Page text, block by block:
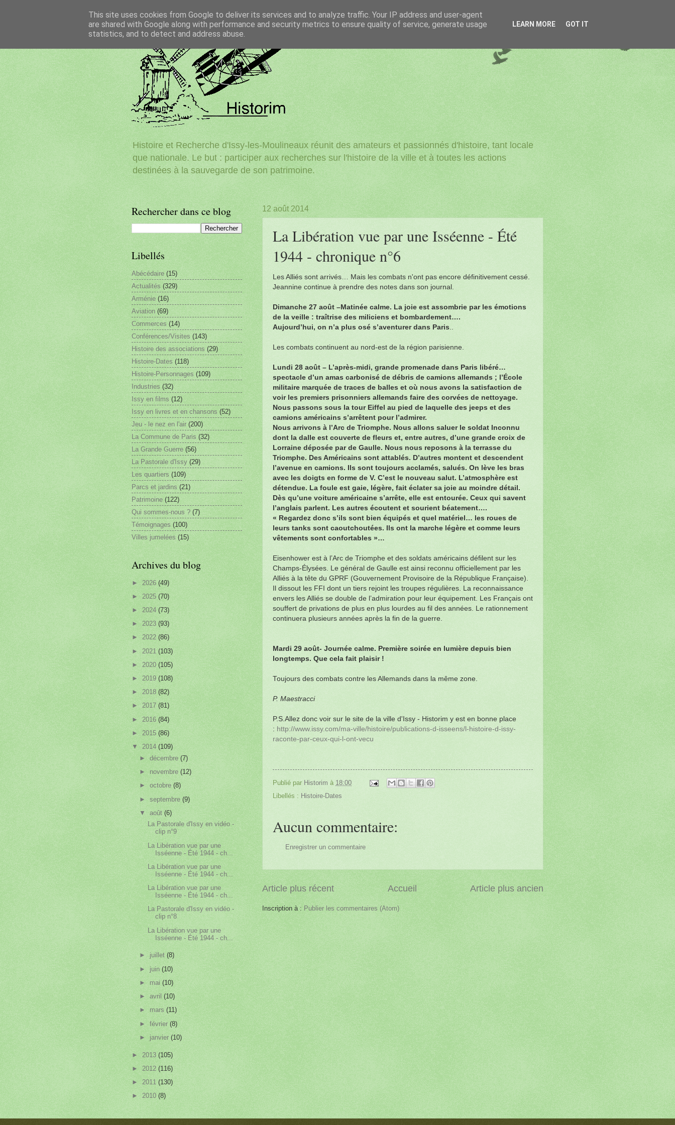
Histoire et Recherche d'Issy-les-Moulineaux réunit des amateurs et passionnés d'histoire, tant locale
que nationale. Le but : participer aux recherches sur l'histoire de la ville et à toutes les actions
destinées à la sauvegarde de son patrimoine.
12 août 2014
La Libération vue par une Isséenne - Été
1944 - chronique n°6
Les Alliés sont arrivés… Mais les combats n'ont pas encore définitivement cessé.
Jeannine continue à prendre des notes dans son journal.
Dimanche 27 août –Matinée calme. La joie est assombrie par les émotions
de la veille : traîtrise des miliciens et bombardement….
Aujourd’hui, on n’a plus osé s’aventurer dans Paris
Les combats continuent au nord-est de la région parisienne.
Lundi 28 août – L’après-midi, grande promenade dans Paris libéré…
spectacle d’un amas carbonisé de débris de camions allemands ; l’École
militaire marquée de traces de balles et où nous avons la satisfaction de
voir les premiers prisonniers allemands faire des corvées de nettoyage.
Nous passons sous la tour Eiffel au pied de laquelle des jeeps et des
camions américains s’arrêtent pour l’admirer.
Nous arrivons à l’Arc de Triomphe. Nous allons saluer le soldat Inconnu
dont la dalle est couverte de fleurs et, entre autres, d’une grande croix de
Lorraine déposée par de Gaulle. Nous nous reposons à la terrasse du
Triomphe. Des Américains sont attablés. D’autres montent et descendent
l’avenue en camions. Ils sont toujours acclamés, salués. On lève les bras
avec les doigts en forme de V. C’est le nouveau salut. L’atmosphère est
détendue. La foule est gaie, légère, fait éclater sa joie au moindre détail.
Dès qu’une voiture américaine s’arrête, elle est entourée. Ceux qui savent
l’anglais parlent. Les autres écoutent et sourient béatement….
« Regardez donc s’ils sont bien équipés et quel matériel… les roues de
leurs tanks sont caoutchoutées. Ils ont la marche légère et comme leurs
vêtements sont confortables »…
Eisenhower est à l’Arc de Triomphe et des soldats américains défilent sur les
Champs-Élysées. Le général de Gaulle est ainsi reconnu officiellement par les
Alliés à la tête du GPRF (Gouvernement Provisoire de la République Française).
Il dissout les FFI dont un tiers rejoint les troupes régulières. La reconnaissance
envers les Alliés se double de l’admiration pour leur équipement. Les Français ont
souffert de privations de plus en plus lourdes au fil des années. Le rationnement
continuera plusieurs années après la fin de la guerre.
Mardi 29 août- Journée calme. Première soirée en lumière depuis bien
longtemps. Que cela fait plaisir !
Toujours des combats contre les Allemands dans la même zone.
P. Maestracci
P.S.Allez donc voir sur le site de la ville d'Issy - Historim y est en bonne place
: http://www.issy.com/ma-ville/histoire/publications-d-isseens/l-histoire-d-issy-
raconte-par-ceux-qui-l-ont-vecu
Publié par Historim à 18:00
Libellés : Histoire-Dates
Aucun commentaire:
Enregistrer un commentaire
Article plus récent Article plus ancien
Accueil
Inscription à : Publier les commentaires (Atom)
Rechercher dans ce blog
Libellés
Abécédaire (15)
Actualités (329)
Arménie (16)
Aviation (69)
Commerces (14)
Conférences/Visites (143)
Histoire des associations (29)
Histoire-Dates (118)
Histoire-Personnages (109)
Industries (32)
Issy en films (12)
Issy en livres et en chansons (52)
Jeu - le nez en l'air (200)
La Commune de Paris (32)
La Grande Guerre (56)
La Pastorale d'Issy (29)
Les quartiers (109)
Parcs et jardins (21)
Patrimoine (122)
Qui sommes-nous ? (7)
Témoignages (100)
Villes jumelées (15)
Archives du blog
► 2026 (49)
► 2025 (70)
► 2024 (73)
► 2023 (93)
► 2022 (86)
► 2021 (103)
► 2020 (105)
► 2019 (108)
► 2018 (82)
► 2017 (81)
► 2016 (84)
► 2015 (86)
▼ 2014 (109)
►décembre(7)
► novembre(12)
►octobre(8)
►septembre(9)
▼août(6)
La Pastorale d'Issy en vidéo -
clip n°9
La Libération vue par une
Isséenne - Été 1944 - ch...
La Libération vue par une
Isséenne - Été 1944 - ch...
La Libération vue par une
Isséenne - Été 1944 - ch...
La Pastorale d'Issy en vidéo -
clip n°8
La Libération vue par une
Isséenne - Été 1944 - ch...
►juillet(8)
► juin(10)
►mai(10)
►avril(10)
► mars(11)
►février(8)
► janvier(10)
► 2013 (105)
► 2012 (116)
► 2011 (130)
► 2010 (8)
This site uses cookies from Google to deliver its services and to analyze traffic. Your IP address and user-agent
are shared with Google along with performance and security metrics to ensure quality of service, generate usage
statistics, and to detect and address abuse.
LEARN MORE GOT IT